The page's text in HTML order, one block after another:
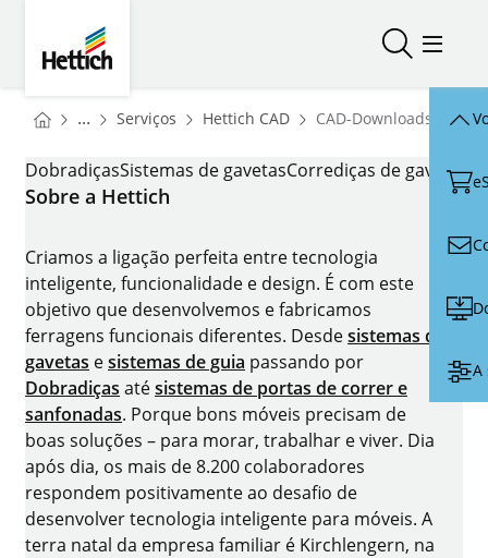
Abrir/Abrir/
A
You are here:
Homepage
... Serviços Homepage
Hettich CADHomepage
CAD-Downloads
CAD-DOWNLOADS
DobradiçasSistemas de gavetasCorrediças de gaveta
Sobre a Hettich
Criamos a ligação perfeita entre tecnologia
inteligente, funcionalidade e design. É com este
objetivo que desenvolvemos e fabricamos
ferragens funcionais diferentes. Desdesistemas de
gavetas esistemas de guia passando por
Dobradiças atésistemas de portas de correr e
sanfonadas. Porque bons móveis precisam de
boas soluções – para morar, trabalhar e viver. Dia
após dia, os mais de 8.200 colaboradores
respondem positivamente ao desafio de
desenvolver tecnologia inteligente para móveis. A
terra natal da empresa familiar é Kirchlengern, na